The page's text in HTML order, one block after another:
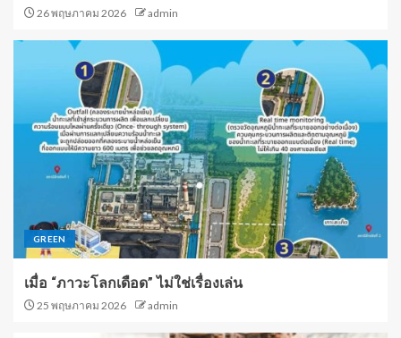
26 พฤษภาคม 2026 admin
GREEN
เมื่อ “ภาวะโลกเดือด” ไม่ใช่เรื่องเล่น
25 พฤษภาคม 2026 admin